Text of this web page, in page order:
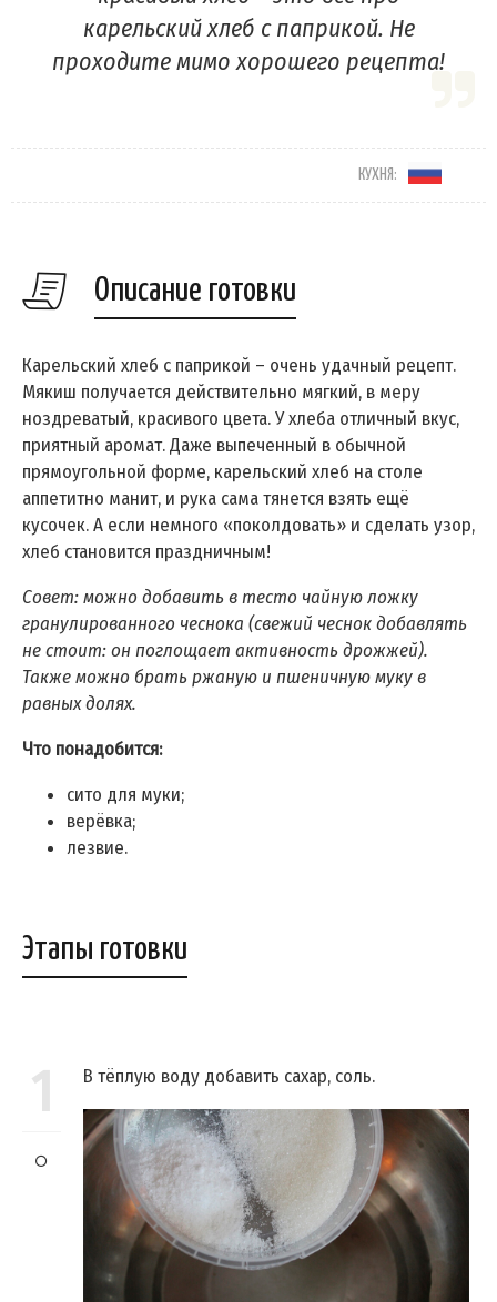
карельский хлеб с паприкой. Не
проходите мимо хорошего рецепта!
КУХНЯ:
Описание готовки
Карельский хлеб с паприкой – очень удачный рецепт.
Мякиш получается действительно мягкий, в меру
ноздреватый, красивого цвета. У хлеба отличный вкус,
приятный аромат. Даже выпеченный в обычной
прямоугольной форме, карельский хлеб на столе
аппетитно манит, и рука сама тянется взять ещё
кусочек. А если немного «поколдовать» и сделать узор,
хлеб становится праздничным!
Совет: можно добавить в тесто чайную ложку
гранулированного чеснока (свежий чеснок добавлять
не стоит: он поглощает активность дрожжей).
Также можно брать ржаную и пшеничную муку в
равных долях.
Что понадобится:
сито для муки;
верёвка;
лезвие.
Этапы готовки
1 В тёплую воду добавить сахар, соль.